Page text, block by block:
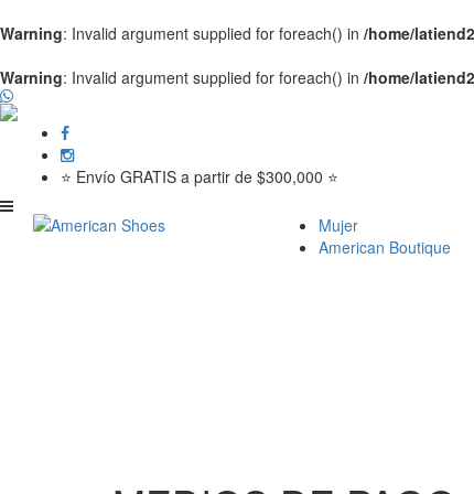
Warning: Invalid argument supplied for foreach() in /home/
Warning: Invalid argument supplied for foreach() in /home/
⭐ Envío GRATIS a partir de $300,000 ⭐
Mujer
American Boutique